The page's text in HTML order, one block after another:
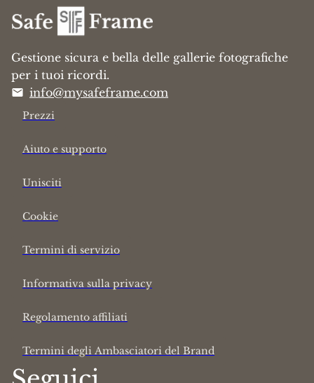
Gestione sicura e bella delle gallerie fotografiche
per i tuoi ricordi.
info@mysafeframe.com
Prezzi
Aiuto e supporto
Unisciti
Cookie
Termini di servizio
Informativa sulla privacy
Regolamento affiliati
Termini degli Ambasciatori del Brand